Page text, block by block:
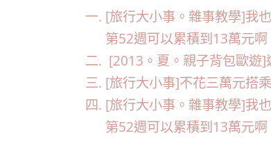
[旅行大小事。雜事教學]我
第52週可以累積到13萬元
[2013。夏。親子背包歐遊
[旅行大小事]不花三萬元搭
[旅行大小事。雜事教學]我
第52週可以累積到13萬元